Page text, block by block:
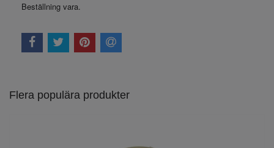
Beställning vara.
Flera populära produkter